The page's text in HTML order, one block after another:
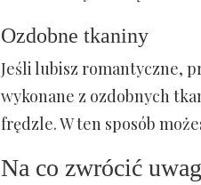
Ozdobne tkaniny
Jeśli lubisz romantyczne,
wykonane z ozdobnych
frędzle. W ten sposób
Na co zwrócić